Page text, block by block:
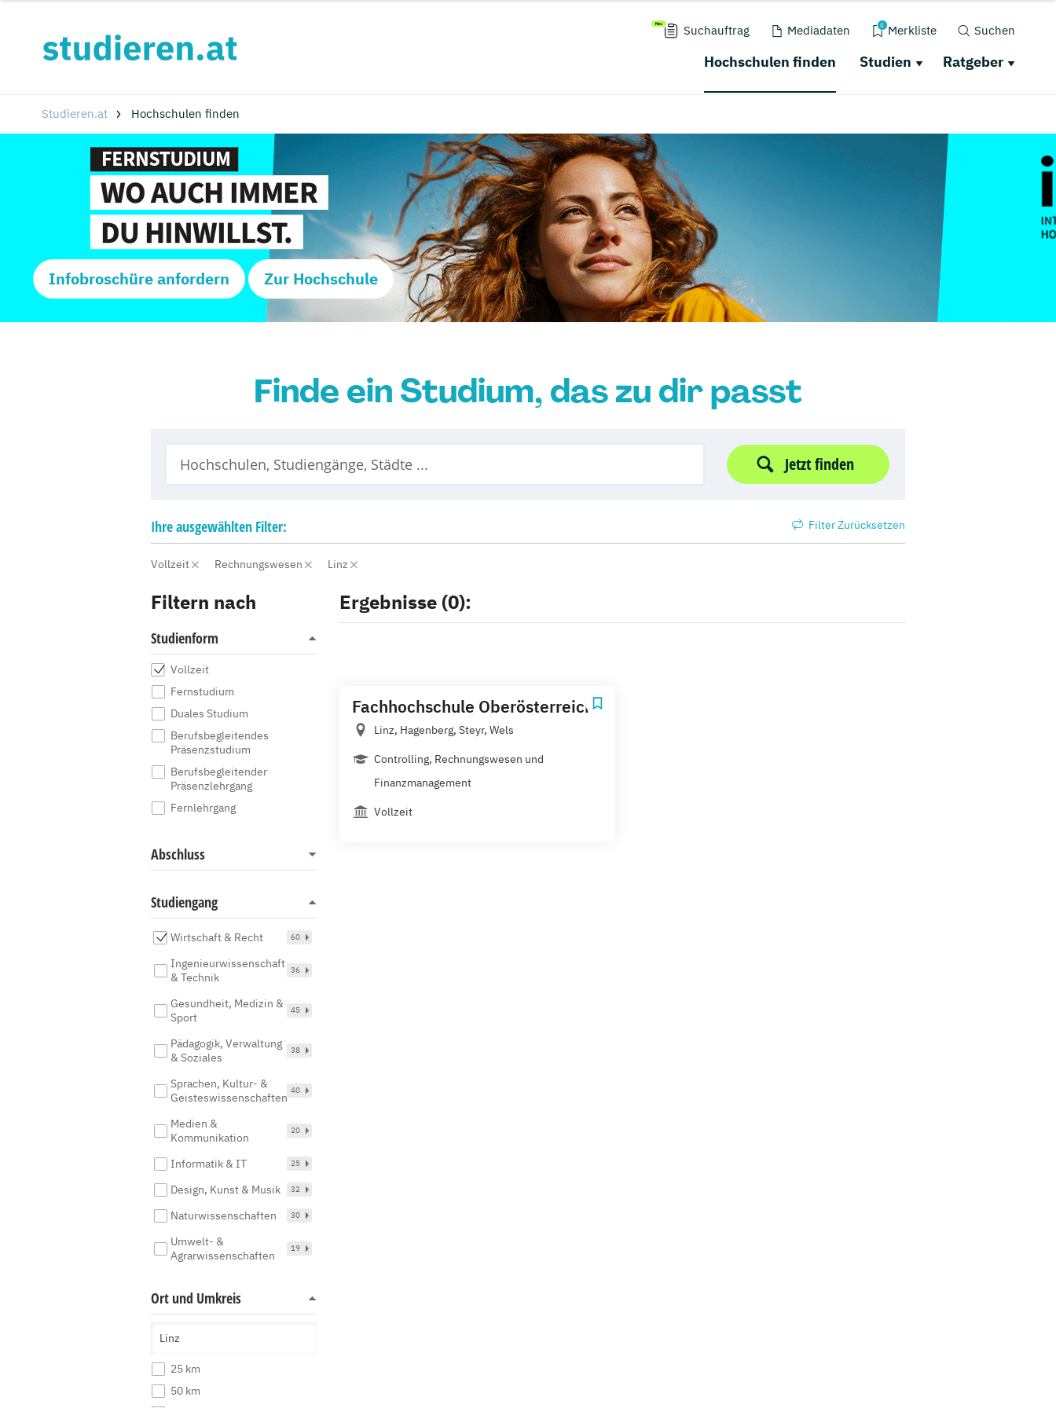
Suchauftrag Mediadaten 0 Merkliste Suchen
Hochschulen finden Studien Ratgeber
Studieren.at Hochschulen finden
Infobroschüre anfordern Zur Hochschule
Finde ein Studium, das zu dir passt
Jetzt finden
Ihreausgewählten Filter: Filter Zurücksetzen
Vollzeit Rechnungswesen Linz
Filtern nach
Studienform
Vollzeit
Fernstudium
Duales Studium
Berufsbegleitendes
Präsenzstudium
Berufsbegleitender
Präsenzlehrgang
Fernlehrgang
Abschluss
Studiengang
Wirtschaft & Recht 60
Ingenieurwissenschaft
& Technik
36
Gesundheit, Medizin &
Sport
45
Pädagogik, Verwaltung
& Soziales
38
Sprachen, Kultur- &
Geisteswissenschaften
40
Medien &
Kommunikation
20
Informatik & IT 25
Design, Kunst & Musik 32
Naturwissenschaften 30
Umwelt- &
Agrarwissenschaften
19
Ort und Umkreis
25 km
50 km
Ergebnisse (0):
Fachhochschule Oberösterreich
Linz, Hagenberg, Steyr, Wels
Controlling, Rechnungswesen und
Finanzmanagement
Vollzeit